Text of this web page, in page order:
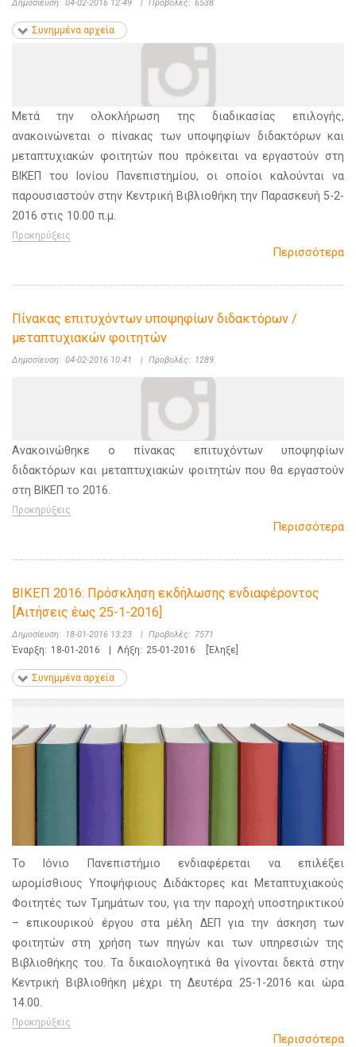
Δημοσίευση: 04-02-2016 12:49 | Προβολές: 6538
Συνημμένα αρχεία
Μετά την ολοκλήρωση της διαδικασίας επιλογής,
ανακοινώνεται ο πίνακας των υποψηφίων διδακτόρων και
μεταπτυχιακών φοιτητών που πρόκειται να εργαστούν στη
ΒΙΚΕΠ του Ιονίου Πανεπιστημίου, οι οποίοι καλούνται να
παρουσιαστούν στην Κεντρική Βιβλιοθήκη την Παρασκευή 5-2-
2016 στις 10.00 π.μ.
Προκηρύξεις
Περισσότερα
Πίνακας επιτυχόντων υποψηφίων διδακτόρων /
μεταπτυχιακών φοιτητών
Δημοσίευση: 04-02-2016 10:41 | Προβολές: 1289
Ανακοινώθηκε ο πίνακας επιτυχόντων υποψηφίων
διδακτόρων και μεταπτυχιακών φοιτητών που θα εργαστούν
στη ΒΙΚΕΠ το 2016.
Προκηρύξεις
Περισσότερα
ΒΙΚΕΠ 2016: Πρόσκληση εκδήλωσης ενδιαφέροντος
[Αιτήσεις έως 25-1-2016]
Δημοσίευση: 18-01-2016 13:23 | Προβολές: 7571
Έναρξη: 18-01-2016 | Λήξη: 25-01-2016 [Έληξε]
Συνημμένα αρχεία
Το Ιόνιο Πανεπιστήμιο ενδιαφέρεται να επιλέξει
ωρομίσθιους Υποψήφιους Διδάκτορες και Μεταπτυχιακούς
Φοιτητές των Τμημάτων του, για την παροχή υποστηρικτικού
– επικουρικού έργου στα μέλη ΔΕΠ για την άσκηση των
φοιτητών στη χρήση των πηγών και των υπηρεσιών της
Βιβλιοθήκης του. Τα δικαιολογητικά θα γίνονται δεκτά στην
Κεντρική Βιβλιοθήκη μέχρι τη Δευτέρα 25-1-2016 και ώρα
14.00.
Προκηρύξεις
Περισσότερα